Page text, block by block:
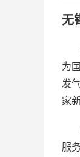
无
为
发
家
服